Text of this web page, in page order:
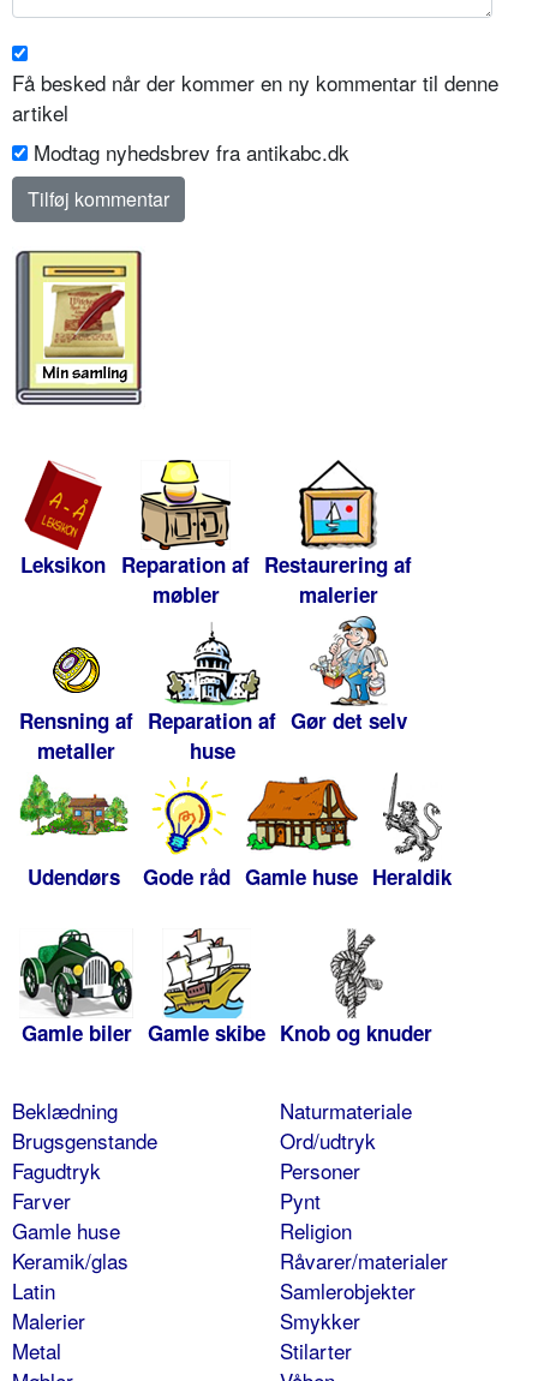
Få besked når der kommer en ny kommentar til denne
artikel
Modtag nyhedsbrev fra antikabc.dk
Leksikon Reparation af
møbler
Restaurering af
malerier
Rensning af
metaller
Reparation af
huse
Gør det selv
Udendørs Gode råd Gamle huse Heraldik
Gamle biler Gamle skibe Knob og knuder
Beklædning
Brugsgenstande
Fagudtryk
Farver
Gamle huse
Keramik/glas
Latin
Malerier
Metal
Naturmateriale
Ord/udtryk
Personer
Pynt
Religion
Råvarer/materialer
Samlerobjekter
Smykker
Stilarter